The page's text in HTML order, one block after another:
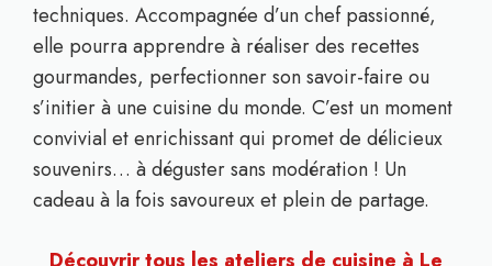
techniques. Accompagnée d’un chef passionné,
elle pourra apprendre à réaliser des recettes
gourmandes, perfectionner son savoir-faire ou
s’initier à une cuisine du monde. C’est un moment
convivial et enrichissant qui promet de délicieux
souvenirs… à déguster sans modération ! Un
cadeau à la fois savoureux et plein de partage.